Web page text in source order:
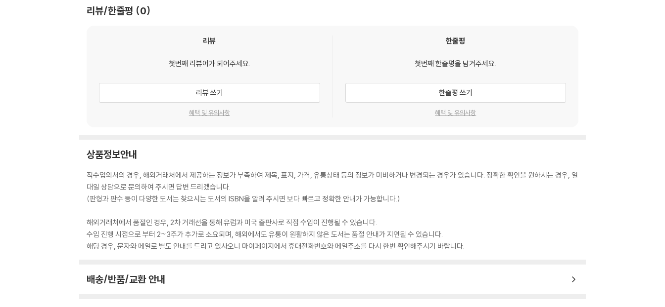
리뷰/한줄평 0
리뷰
첫번째 리뷰어가 되어주세요.
리뷰 쓰기
혜택 및 유의사항
한줄평
첫번째 한줄평을 남겨주세요.
한줄평 쓰기
혜택 및 유의사항
상품정보안내
직수입외서의 경우, 해외거래처에서 제공하는 정보가 부족하여 제목, 표지, 가격, 유통상태 등의 정보가 미비하거나 변경되는 경우가 있습니다. 정확한 확인을 원하시는 경우, 일
대일 상담으로 문의하여 주시면 답변 드리겠습니다.
(판형과 판수 등이 다양한 도서는 찾으시는 도서의 ISBN을 알려 주시면 보다 빠르고 정확한 안내가 가능합니다.)
해외거래처에서 품절인 경우, 2차 거래선을 통해 유럽과 미국 출판사로 직접 수입이 진행될 수 있습니다.
수입 진행 시점으로 부터 2~3주가 추가로 소요되며, 해외에서도 유통이 원활하지 않은 도서는 품절 안내가 지연될 수 있습니다.
해당 경우, 문자와 메일로 별도 안내를 드리고 있사오니 마이페이지에서 휴대전화번호와 메일주소를 다시 한번 확인해주시기 바랍니다.
배송/반품/교환 안내